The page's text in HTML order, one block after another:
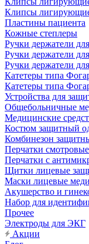
Клипсы
Пластины пациента
Кожные степлеры
Ручки держатели
Ручки держатели
Ручки держатели
Катетеры типа
Катетеры типа
Устройства для
Общебольничные
Медицинские
Костюм защитный
Комбинезон
Перчатки
Перчатки с
Щитки лицевые
Маски лицевые
Акушерство и
Набор для
Прочее
Электроды для ЭКГ
Акции